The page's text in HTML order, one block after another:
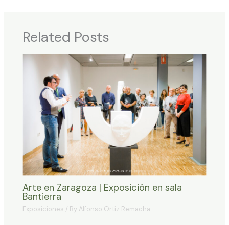
Related Posts
Arte en Zaragoza | Exposición en sala
Bantierra
Exposiciones / By Alfonso Ortiz Remacha